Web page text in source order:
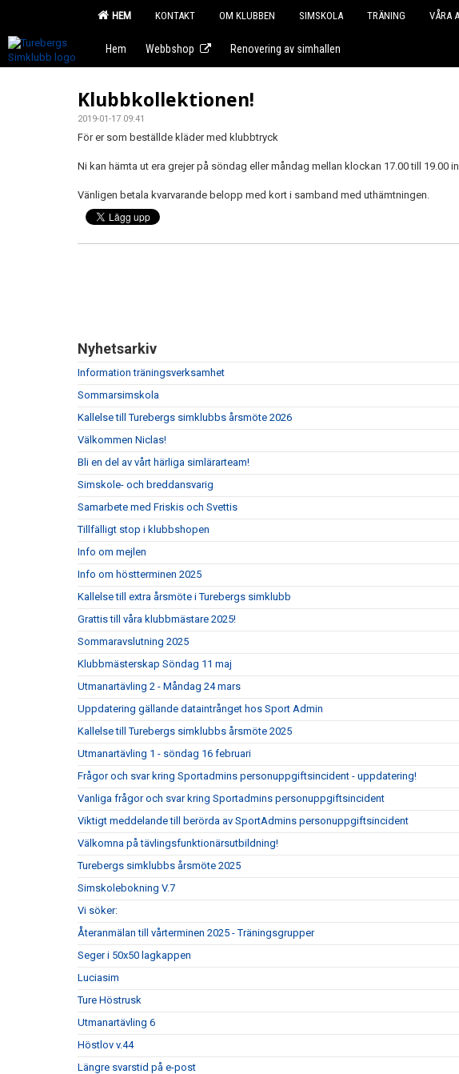
HEM KONTAKT OM KLUBBEN SIMSKOLA TRÄNING VÅRA
Hem Webbshop Renovering av simhallen
Klubbkollektionen!
2019-01-17 09:41
För er som beställde kläder med klubbtryck
Ni kan hämta ut era grejer på söndag eller måndag mellan klockan 17.00 till 19.00
Vänligen betala kvarvarande belopp med kort i samband med uthämtningen.
Nyhetsarkiv
Information träningsverksamhet
Sommarsimskola
Kallelse till Turebergs simklubbs årsmöte 2026
Välkommen Niclas!
Bli en del av vårt härliga simlärarteam!
Simskole- och breddansvarig
Samarbete med Friskis och Svettis
Tillfälligt stop i klubbshopen
Info om mejlen
Info om höstterminen 2025
Kallelse till extra årsmöte i Turebergs simklubb
Grattis till våra klubbmästare 2025!
Sommaravslutning 2025
Klubbmästerskap Söndag 11 maj
Utmanartävling 2 - Måndag 24 mars
Uppdatering gällande dataintrånget hos Sport Admin
Kallelse till Turebergs simklubbs årsmöte 2025
Utmanartävling 1 - söndag 16 februari
Frågor och svar kring Sportadmins personuppgiftsincident - uppdatering!
Vanliga frågor och svar kring Sportadmins personuppgiftsincident
Viktigt meddelande till berörda av SportAdmins personuppgiftsincident
Välkomna på tävlingsfunktionärsutbildning!
Turebergs simklubbs årsmöte 2025
Simskolebokning V.7
Vi söker:
Återanmälan till vårterminen 2025 - Träningsgrupper
Seger i 50x50 lagkappen
Luciasim
Ture Höstrusk
Utmanartävling 6
Höstlov v.44
Längre svarstid på e-post